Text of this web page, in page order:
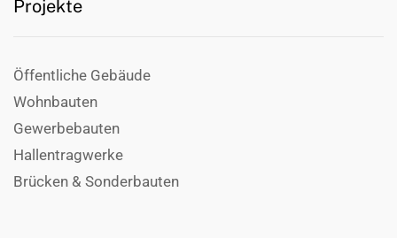
Projekte
Öffentliche Gebäude
Wohnbauten
Gewerbebauten
Hallentragwerke
Brücken & Sonderbauten